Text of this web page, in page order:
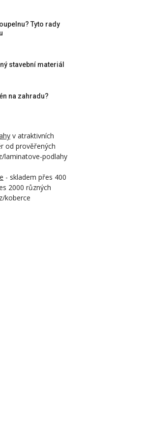
Tyto rady
stavební materiál
na zahradu?
v atraktivních
od prověřených
laminatove-podlahy
- skladem přes 400
2000 různých
koberce